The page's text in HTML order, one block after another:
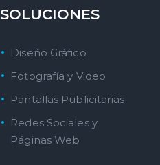
SOLUCIONES
Diseño Gráfico
Fotografía y Video
Pantallas Publicitarias
Redes Sociales y
Páginas Web